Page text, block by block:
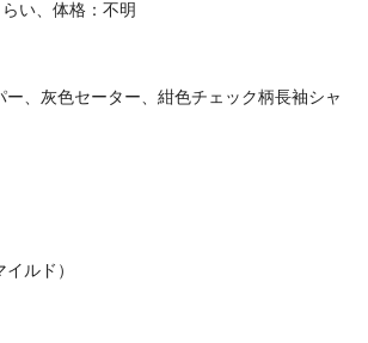
い、体格：不明
ー、灰色セーター、紺色チェック柄長袖シャ
ルド）